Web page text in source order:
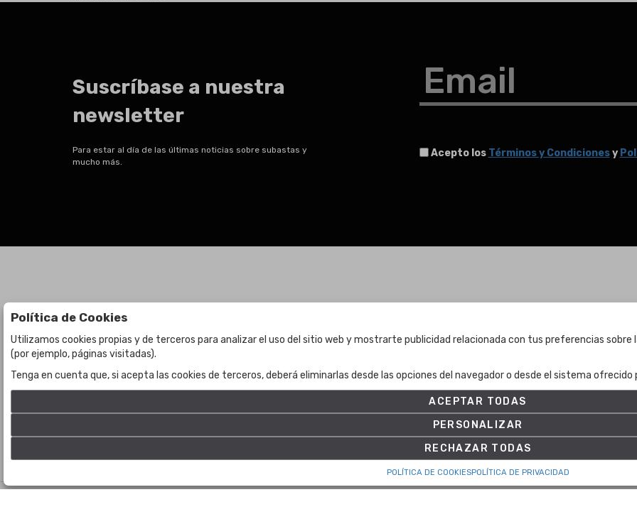
Suscríbase a nuestra
newsletter
Para estar al día de las últimas noticias sobre subastas y
mucho más.
Email
Acepto los Términos y Condicionesy
Subastas
Subasta en curso
Subastas anteriores
La empresa
Contacto
Términos y condiciones
Política de Privacidad
Política de cookies
Ajuste de Cookies
Política de Cookies
Utilizamos cookies propias y de terceros para analizar el uso del sitio web y mostrarte publicidad relacionada con tus preferencias
(por ejemplo, páginas visitadas).
Tenga en cuenta que, si acepta las cookies de terceros, deberá eliminarlas desde las opciones del navegador o desde el sistema ofrecido
ACEPTAR TODAS
PERSONALIZAR
RECHAZAR TODAS
POLÍTICA DE COOKIESPOLÍTICA DE PRIVACIDAD